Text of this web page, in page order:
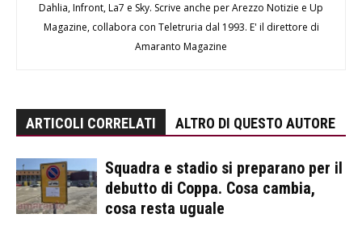
Dahlia, Infront, La7 e Sky. Scrive anche per Arezzo Notizie e Up
Magazine, collabora con Teletruria dal 1993. E' il direttore di
Amaranto Magazine
ARTICOLI CORRELATI ALTRO DI QUESTO AUTORE
Squadra e stadio si preparano per il
debutto di Coppa. Cosa cambia,
cosa resta uguale